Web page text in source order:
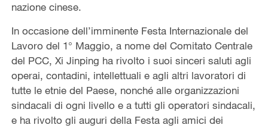
nazione cinese.
In occasione dell’imminente Festa Internazionale del
Lavoro del 1° Maggio, a nome del Comitato Centrale
del PCC, Xi Jinping ha rivolto i suoi sinceri saluti agli
operai, contadini, intellettuali e agli altri lavoratori di
tutte le etnie del Paese, nonché alle organizzazioni
sindacali di ogni livello e a tutti gli operatori sindacali,
e ha rivolto gli auguri della Festa agli amici dei